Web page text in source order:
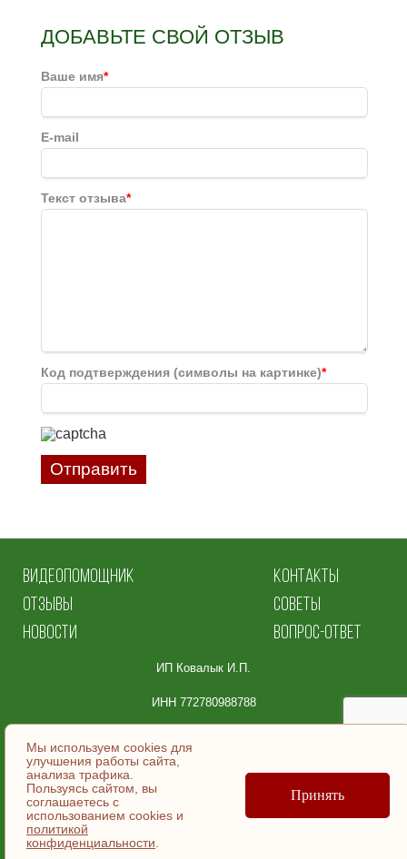
ДОБАВЬТЕ СВОЙ ОТЗЫВ
Ваше имя*
E-mail
Текст отзыва*
Код подтверждения (символы на картинке)*
Отправить
ВИДЕОПОМОЩНИК
ОТЗЫВЫ
НОВОСТИ
КОНТАКТЫ
СОВЕТЫ
ВОПРОС-ОТВЕТ
ИП Ковалык И.П.
ИНН 772780988788
105064, Москва
ул. Земляной Вал, д.36, эт/помещ 5/ | №9.
Согласие на обработку персональных данных
Мы используем cookies для
улучшения работы сайта,
анализа трафика.
Пользуясь сайтом, вы
соглашаетесь c
использованием cookies и
политикой
конфиденциальности
Принять